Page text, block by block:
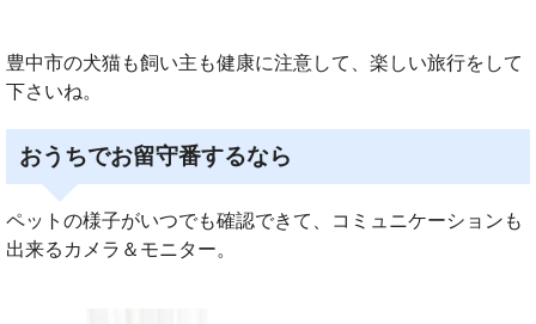
豊中市の犬猫も飼い主も健康に注意して、楽しい旅行をして
下さいね。
おうちでお留守番するなら
ペットの様子がいつでも確認できて、コミュニケーションも
出来るカメラ＆モニター。